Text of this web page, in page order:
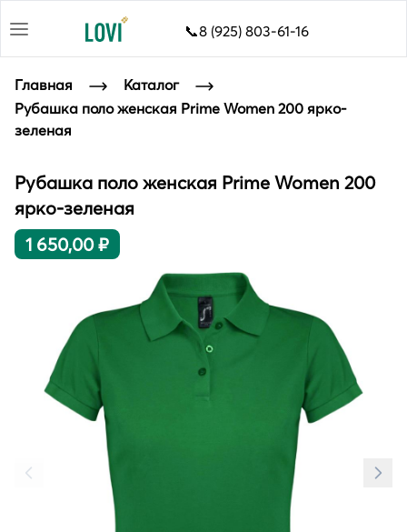
📞8 (925) 803-61-16
Главная
Каталог
Рубашка поло женская Prime Women 200 ярко-
зеленая
Рубашка поло женская Prime Women 200
ярко-зеленая
1 650,00 ₽